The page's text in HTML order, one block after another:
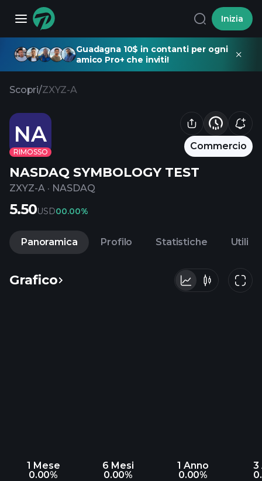
Inizia
Guadagna 10$ in contanti per ogni
amico Pro+ che inviti!
Scopri/ZXYZ-A
NA
RIMOSSO
Commercio
NASDAQ SYMBOLOGY TEST
ZXYZ-A · NASDAQ
5.50USD00.00%
Panoramica Profilo Statistiche Utili
Grafico
1 Mese
0.00%
6 Mesi
0.00%
1 Anno
0.00%
3